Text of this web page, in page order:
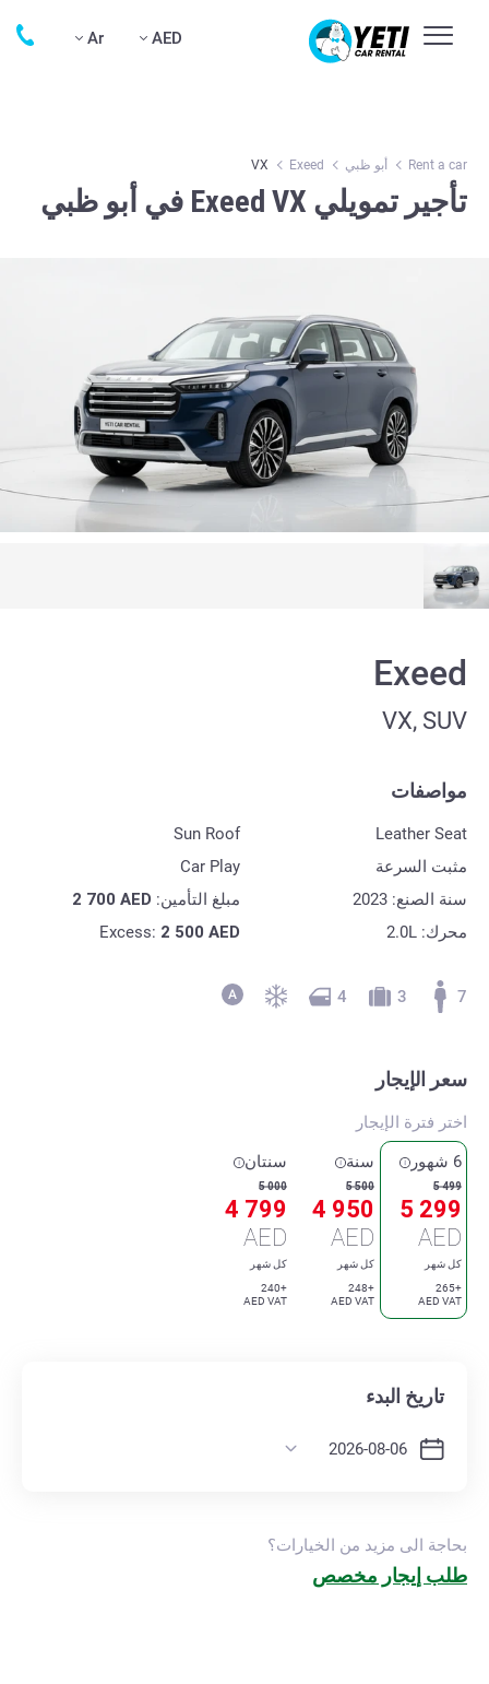
AED
Ar
Rent a car أبو ظبي Exeed
VX
تأجير تمويلي Exeed VX في أبو ظبي
Exeed
VX, SUV
مواصفات
Leather Seat
مثبت السرعة
سنة الصنع: 2023
محرك: 2.0L
Sun Roof
Car Play
مبلغ التأمين:
2 700 AED
Excess: 2 500 AED
7
3
4
سعر الإيجار
اختر فترة الإيجار
6 شهور
5 499
5 299
AED
كل شهر
+265
AED VAT
سنة
5 500
4 950
AED
كل شهر
+248
AED VAT
سنتان
5 000
4 799
AED
كل شهر
+240
AED VAT
تاريخ البدء
بحاجة الى مزيد من الخيارات؟
طلب إيجار مخصص